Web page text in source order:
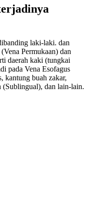
laki-laki. dan
Permukaan) dan
daerah kaki (tungkai
pada Vena Esofagus
kantung buah zakar,
(Sublingual), dan lain-lain.